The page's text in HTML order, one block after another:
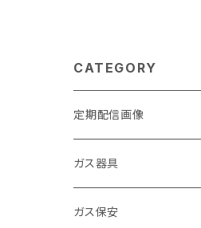
CATEGORY
定期配信画像
節約
キッチン
ガス器具
ガステーブル
ガス保安